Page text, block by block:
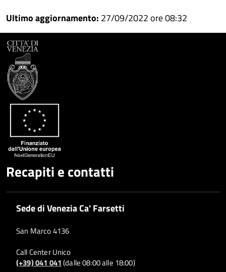
su
Facebook
Condividi
su
Condividi
Ultimo aggiornamento: 27/09/2022 ore 08:32
Recapiti e contatti
Sede di Venezia Ca' Farsetti
San Marco 4136
Call Center Unico
(+39) 041 041(dalle 08:00 alle 18:00)